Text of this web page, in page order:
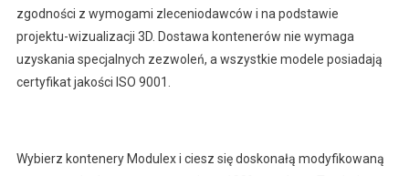
zgodności z wymogami zleceniodawców i na podstawie
projektu-wizualizacji 3D. Dostawa kontenerów nie wymaga
uzyskania specjalnych zezwoleń, a wszystkie modele posiadają
certyfikat jakości ISO 9001.
Wybierz kontenery Modulex i ciesz się doskonałą modyfikowaną